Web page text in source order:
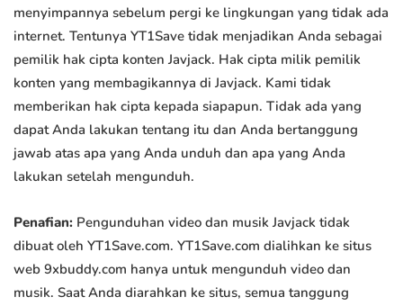
menyimpannya sebelum pergi ke lingkungan yang tidak ada
internet. Tentunya YT1Save tidak menjadikan Anda sebagai
pemilik hak cipta konten Javjack. Hak cipta milik pemilik
konten yang membagikannya di Javjack. Kami tidak
memberikan hak cipta kepada siapapun. Tidak ada yang
dapat Anda lakukan tentang itu dan Anda bertanggung
jawab atas apa yang Anda unduh dan apa yang Anda
lakukan setelah mengunduh.
Penafian: Pengunduhan video dan musik Javjack tidak
dibuat oleh YT1Save.com. YT1Save.com dialihkan ke situs
web 9xbuddy.com hanya untuk mengunduh video dan
musik. Saat Anda diarahkan ke situs, semua tanggung